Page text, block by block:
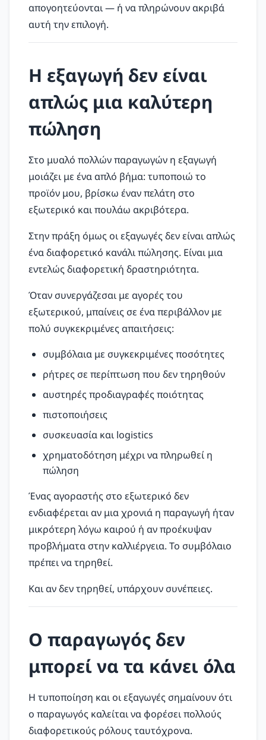
απογοητεύονται — ή να πληρώνουν ακριβά
αυτή την επιλογή.
Η εξαγωγή δεν είναι
απλώς μια καλύτερη
πώληση
Στο μυαλό πολλών παραγωγών η εξαγωγή
μοιάζει με ένα απλό βήμα: τυποποιώ το
προϊόν μου, βρίσκω έναν πελάτη στο
εξωτερικό και πουλάω ακριβότερα.
Στην πράξη όμως οι εξαγωγές δεν είναι απλώς
ένα διαφορετικό κανάλι πώλησης. Είναι μια
εντελώς διαφορετική δραστηριότητα.
Όταν συνεργάζεσαι με αγορές του
εξωτερικού, μπαίνεις σε ένα περιβάλλον με
πολύ συγκεκριμένες απαιτήσεις:
συμβόλαια με συγκεκριμένες ποσότητες
ρήτρες σε περίπτωση που δεν τηρηθούν
αυστηρές προδιαγραφές ποιότητας
πιστοποιήσεις
συσκευασία και logistics
χρηματοδότηση μέχρι να πληρωθεί η
πώληση
Ένας αγοραστής στο εξωτερικό δεν
ενδιαφέρεται αν μια χρονιά η παραγωγή ήταν
μικρότερη λόγω καιρού ή αν προέκυψαν
προβλήματα στην καλλιέργεια. Το συμβόλαιο
πρέπει να τηρηθεί.
Και αν δεν τηρηθεί, υπάρχουν συνέπειες.
Ο παραγωγός δεν
μπορεί να τα κάνει όλα
Η τυποποίηση και οι εξαγωγές σημαίνουν ότι
ο παραγωγός καλείται να φορέσει πολλούς
διαφορετικούς ρόλους ταυτόχρονα.